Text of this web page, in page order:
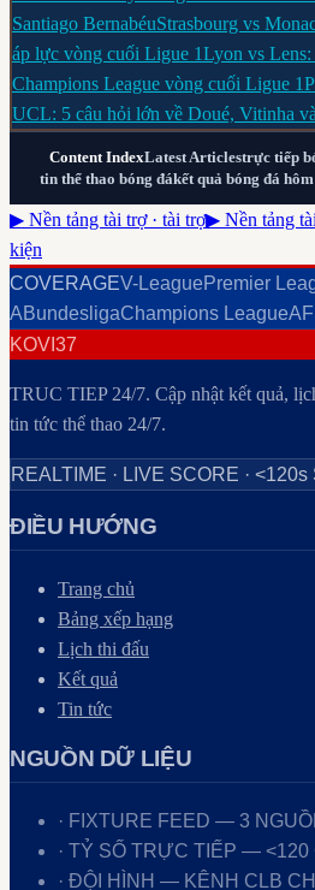
Santiago BernabéuStrasbourg vs
áp lực vòng cuối Ligue 1Lyon vs Lens:
Champions League vòng cuối Ligue 1
UCL: 5 câu hỏi lớn về Doué, Vitinha
Content IndexLatest Articlestrực tiếp
tin thể thao bóng đákết quả bóng đá
▶ Nền tảng tài trợ · tài trợ▶ Nền tảng
kiện
COVERAGEV-LeaguePremier
ABundesligaChampions League
KOVI37
TRUC TIEP 24/7. Cập nhật kết quả,
tin tức thể thao 24/7.
REALTIME · LIVE SCORE · <120s
ĐIỀU HƯỚNG
Trang chủ
Bảng xếp hạng
Lịch thi đấu
Kết quả
Tin tức
NGUỒN DỮ LIỆU
· FIXTURE FEED — 3
· TỶ SỐ TRỰC TIẾP — <120
· ĐỘI HÌNH — KÊNH CLB